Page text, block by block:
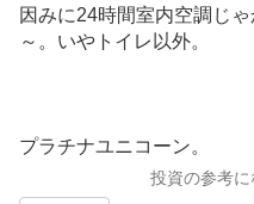
因みに24時間室内空調じ
～。いや トイレ 以外。
プラチナユニコーン。
投資の参考に